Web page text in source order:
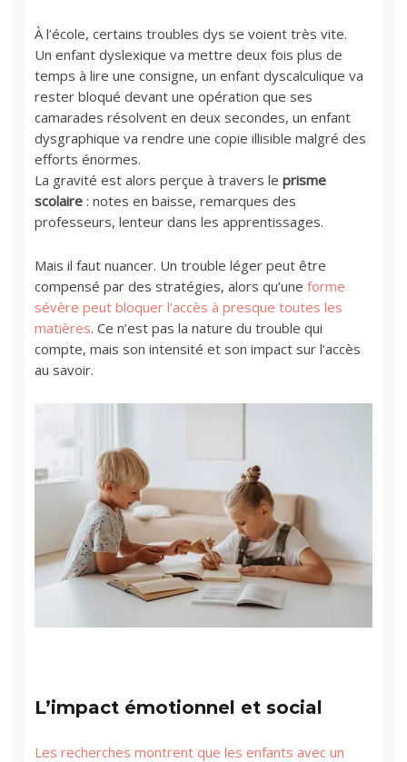
À l’école, certains troubles dys se voient très vite.
Un enfant dyslexique va mettre deux fois plus de
temps à lire une consigne, un enfant dyscalculique va
rester bloqué devant une opération que ses
camarades résolvent en deux secondes, un enfant
dysgraphique va rendre une copie illisible malgré des
efforts énormes.
La gravité est alors perçue à travers leprisme
scolaire : notes en baisse, remarques des
professeurs, lenteur dans les apprentissages.
Mais il faut nuancer. Un trouble léger peut être
compensé par des stratégies, alors qu’uneforme
sévère peut bloquer l’accès à presque toutes les
matières. Ce n’est pas la nature du trouble qui
compte, mais son intensité et son impact sur l’accès
au savoir.
L’impact émotionnel et social
Les recherches montrent que les enfants avec un